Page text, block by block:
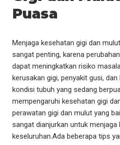
Puasa
Menjaga kesehatan gigi dan
sangat penting, karena
dapat meningkatkan risiko
kerusakan gigi, penyakit gusi,
kondisi tubuh yang sedang
mempengaruhi kesehatan gigi
perawatan gigi dan mulut yang
sangat dianjurkan untuk
keseluruhan.Ada beberapa tips